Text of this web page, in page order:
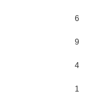
6
9
4
1